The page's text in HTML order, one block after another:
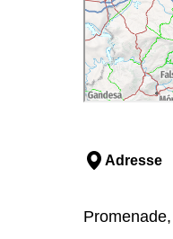
Adresse